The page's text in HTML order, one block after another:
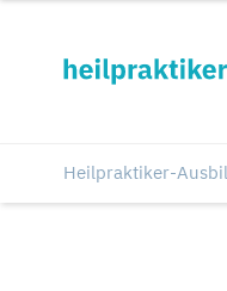
Heilpraktiker-